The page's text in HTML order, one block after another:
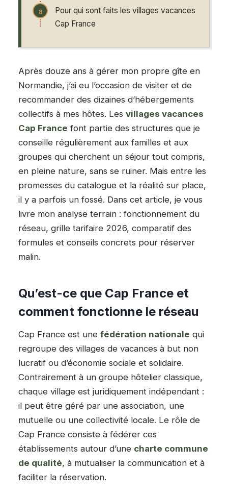
Pour qui sont faits les villages vacances
Cap France
Après douze ans à gérer mon propre gîte en
Normandie, j’ai eu l’occasion de visiter et de
recommander des dizaines d’hébergements
collectifs à mes hôtes. Les villages vacances
Cap France font partie des structures que je
conseille régulièrement aux familles et aux
groupes qui cherchent un séjour tout compris,
en pleine nature, sans se ruiner. Mais entre les
promesses du catalogue et la réalité sur place,
il y a parfois un fossé. Dans cet article, je vous
livre mon analyse terrain : fonctionnement du
réseau, grille tarifaire 2026, comparatif des
formules et conseils concrets pour réserver
malin.
Qu’est-ce que Cap France et
comment fonctionne le réseau
Cap France est une fédération nationale qui
regroupe des villages de vacances à but non
lucratif ou d’économie sociale et solidaire.
Contrairement à un groupe hôtelier classique,
chaque village est juridiquement indépendant :
il peut être géré par une association, une
mutuelle ou une collectivité locale. Le rôle de
Cap France consiste à fédérer ces
établissements autour d’une charte commune
de qualité, à mutualiser la communication et à
faciliter la réservation.